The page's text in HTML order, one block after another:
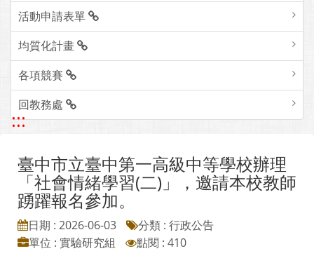
活動申請表單
均質化計畫
各項競賽
回教務處
:::
臺中市立臺中第一高級中等學校辦理
「社會情緒學習(二)」，邀請本校教師
踴躍報名參加。
日期 : 2026-06-03
分類 : 行政公告
單位 : 實驗研究組
點閱 : 410